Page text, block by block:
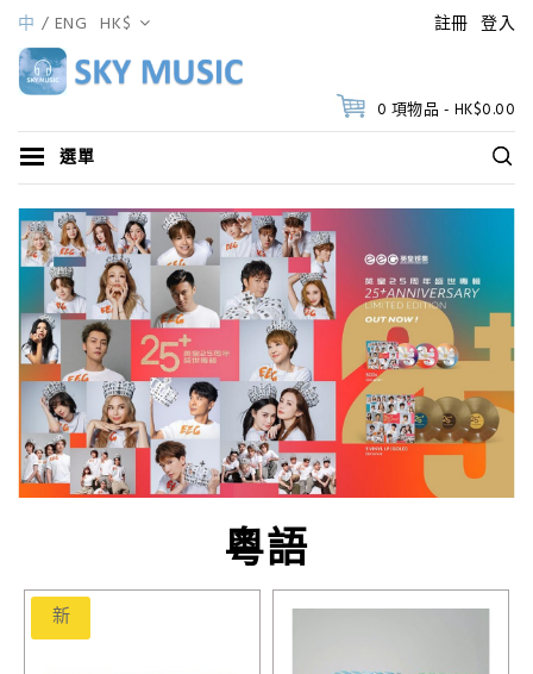
註冊 登入
中 ENG HK$
0 項物品 - HK$0.00
選單
粵語
新